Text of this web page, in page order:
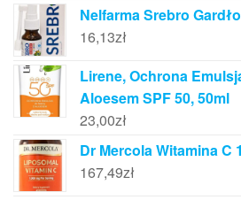
Nelfarma Srebro
16,13zł
Lirene, Ochrona
Aloesem SPF 50, 50ml
23,00zł
Dr Mercola Witamina C
167,49zł